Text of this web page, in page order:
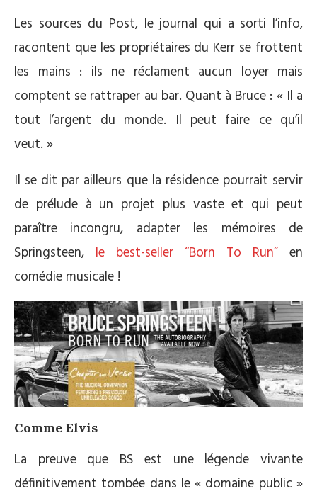
Les sources du Post, le journal qui a sorti l’info,
racontent que les propriétaires du Kerr se frottent
les mains : ils ne réclament aucun loyer mais
comptent se rattraper au bar. Quant à Bruce : « Il a
tout l’argent du monde. Il peut faire ce qu’il
veut. »
Il se dit par ailleurs que la résidence pourrait servir
de prélude à un projet plus vaste et qui peut
paraître incongru, adapter les mémoires de
Springsteen, le best-seller “Born To Run”en
comédie musicale !
Comme Elvis
La preuve que BS est une légende vivante
définitivement tombée dans le « domaine public »